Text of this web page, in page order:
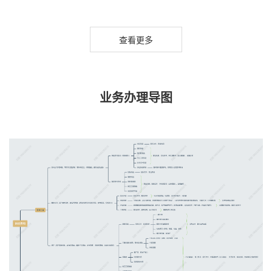
查看更多
业务办理导图